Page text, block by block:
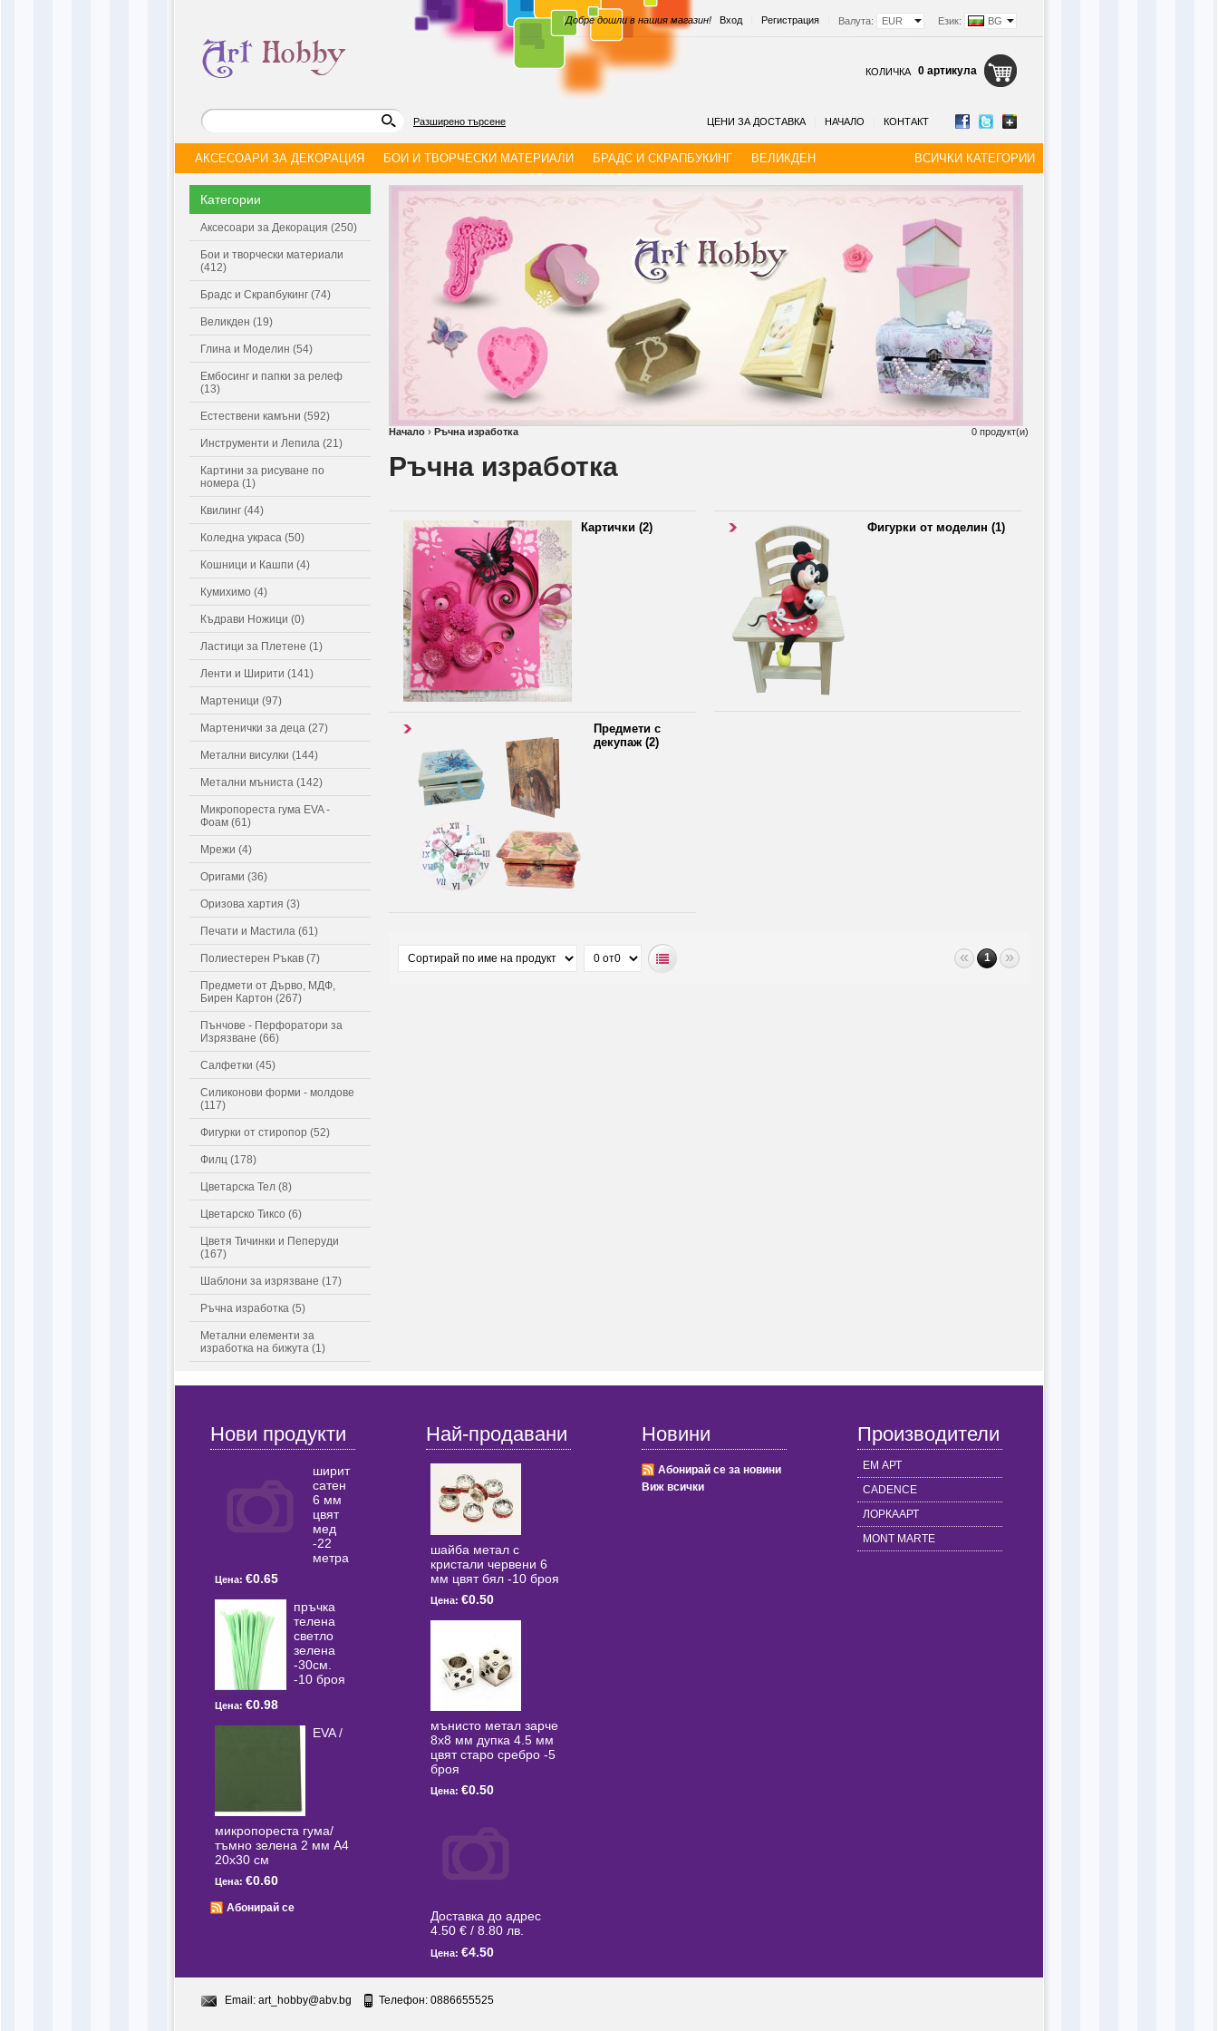
Език: BG
Валута: EUR
Вход Регистрация
Добре дошли в нашия магазин!
|
КОЛИЧКА 0 артикула
Разширено търсене ЦЕНИ ЗА ДОСТАВКА НАЧАЛО КОНТАКТ
АКСЕСОАРИ ЗА ДЕКОРАЦИЯ БОИ И ТВОРЧЕСКИ МАТЕРИАЛИ БРАДС И СКРАПБУКИНГ ВЕЛИКДЕН ВСИЧКИ КАТЕГОРИИ
Категории
Аксесоари за Декорация (250)
Бои и творчески материали
(412)
Брадс и Скрапбукинг (74)
Великден (19)
Глина и Моделин (54)
Ембосинг и папки за релеф
(13)
Естествени камъни (592)
Инструменти и Лепила (21)
Картини за рисуване по
номера (1)
Квилинг (44)
Коледна украса (50)
Кошници и Кашпи (4)
Кумихимо (4)
Къдрави Ножици (0)
Ластици за Плетене (1)
Ленти и Ширити (141)
Мартеници (97)
Мартенички за деца (27)
Метални висулки (144)
Метални мъниста (142)
Микропореста гума EVA -
Фоам (61)
Мрежи (4)
Оригами (36)
Оризова хартия (3)
Печати и Мастила (61)
Полиестерен Ръкав (7)
Предмети от Дърво, МДФ,
Бирен Картон (267)
Пънчове - Перфоратори за
Изрязване (66)
Салфетки (45)
Силиконови форми - молдове
(117)
Фигурки от стиропор (52)
Филц (178)
Цветарска Тел (8)
Цветарско Тиксо (6)
Цветя Тичинки и Пеперуди
(167)
Шаблони за изрязване (17)
Ръчна изработка (5)
Метални елементи за
изработка на бижута (1)
0 продукт(и)
Начало › Ръчна изработка
Ръчна изработка
Картички (2) Фигурки от моделин (1)
Предмети с
декупаж (2)
« 1 »
Нови продукти
ширит
сатен
6 мм
цвят
мед
-22
метра
Цена: €0.65
пръчка
телена
светлo
зелена
-30см.
-10 броя
Цена: €0.98
EVA /
микропореста гума/
тъмно зелена 2 мм А4
20x30 см
Цена: €0.60
Абонирай се
Най-продавани
шайба метал с
кристали червени 6
мм цвят бял -10 броя
Цена: €0.50
мънисто метал зарче
8x8 мм дупка 4.5 мм
цвят старо сребро -5
броя
Цена: €0.50
Доставка до адрес
4.50 € / 8.80 лв.
Цена: €4.50
Новини
Абонирай се за новини
Виж всички
Производители
ЕМ АРТ
CADENCE
ЛОРКААРТ
MONT MARTE
Email: art_hobby@abv.bg Телефон: 0886655525